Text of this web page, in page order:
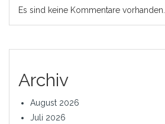
Es sind keine Kommentare vorhanden.
Archiv
August 2026
Juli 2026